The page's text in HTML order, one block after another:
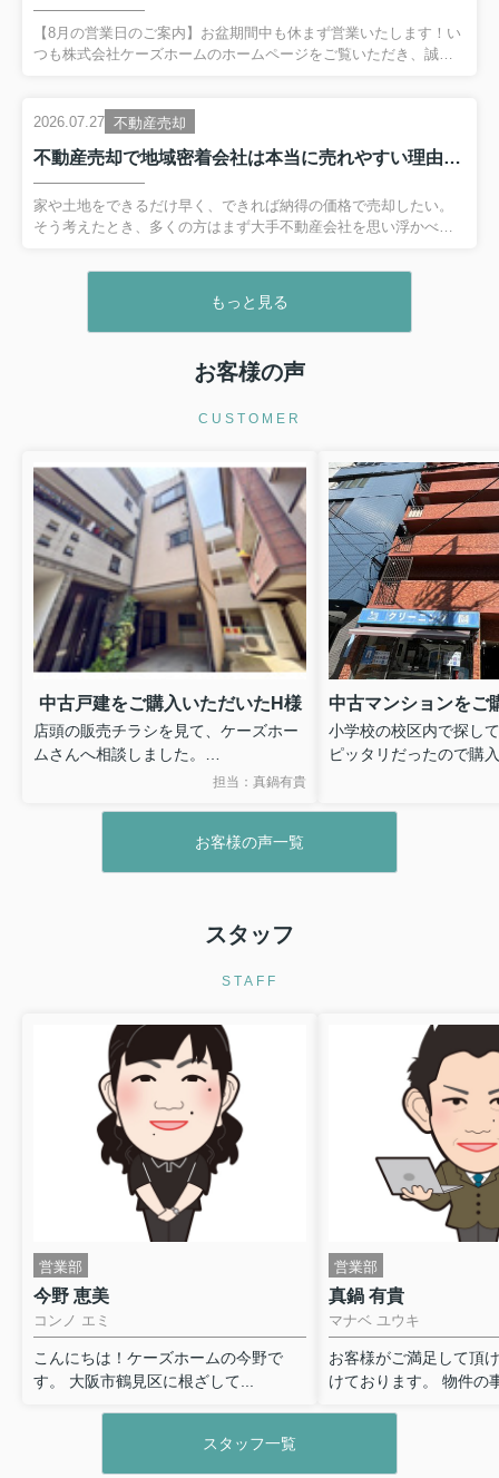
冷静に整理することが大切です。この記事では、公的年金や平均
的な老後の生活費を踏まえながら、持ち家売却を含めた具体的な
老後資金づくりの考え方を、順を追ってわかりやすく解説してい
【8月の営業日のご案内】お盆期間中も休まず営業いたします！い
つも株式会社ケーズホームのホームページをご覧いただき、誠に
けてお過ごしくださいね。さて、本日は8月の営業スケジュールに
ついてお知らせいたします。お盆期間の営業についてケーズホー
ムでは、お盆期間中も通常通り営業いたしております！ 定休日：
火曜日・水曜日 営業時間：通常通り営業「お盆休みの期間を利用
して、じっくり住まいについて相談したい」「家族が集まるタイ
ミングで、将来の不動産売却や購入について話し合いた...
2026.07.27 不動産売却
不動産売却で地域密着会社は本当に売れやすい理由は？地元の家や土地を早く売りたい方へ解説
家や土地をできるだけ早く、できれば納得の価格で売却したい。
そう考えたとき、多くの方はまず大手不動産会社を思い浮かべる
社に相談することで、売れやすさが大きく変わるケースがありま
か、その理由と具体的な活用方法をわかりやすく解説します。立
地や築年数といった基本条件はもちろん、相場に合った価格設定
るための考え方をお伝えします。これから売却を検討する方は、
もっと見る
お客様の声
CUSTOMER
中古戸建をご購入いただいたH様
店頭の販売チラシを見て、ケーズホー
ムさんへ相談しました。
親身になって対応いただきありがとう
担当：真鍋有貴
小学校の校区内で探し
ピッタリだったので購
お客様の声一覧
スタッフ
STAFF
営業部
今野 恵美
コンノ エミ
こんにちは！ケーズホームの今野で
す。 大阪市鶴見区に根ざして...
営業部
真鍋 有貴
マナベ ユウキ
お客様がご満足して頂
けております。 物件の
スタッフ一覧